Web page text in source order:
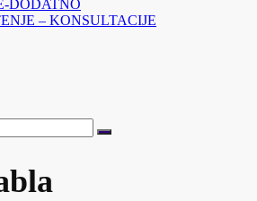
DODATNO
– KONSULTACIJE